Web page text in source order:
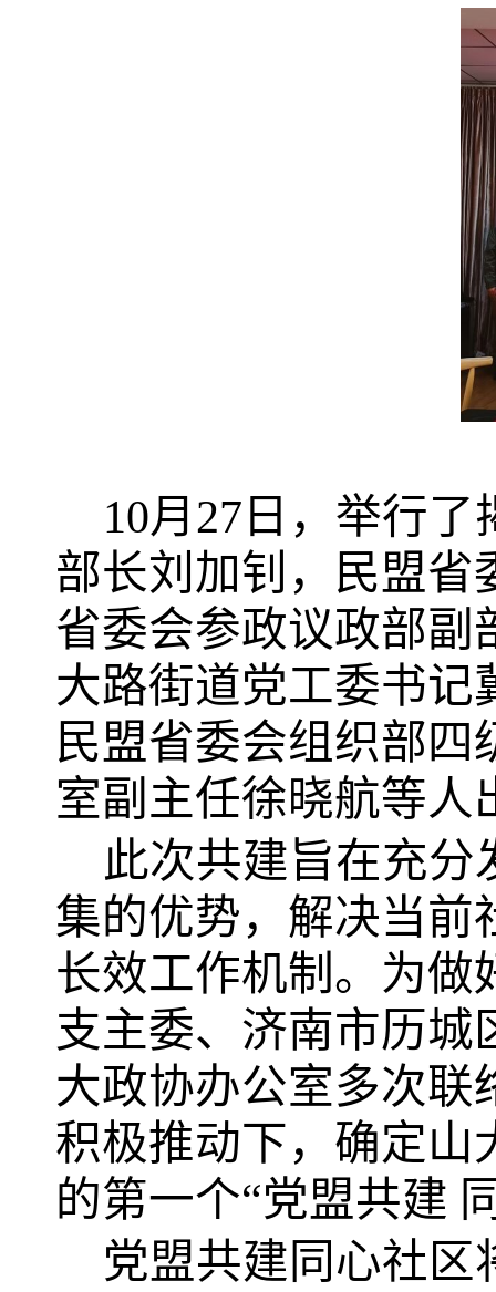
10月 27 日，举行
部长刘加钊，民盟省
省委会参政议政部副
大路街道党工委书记
民盟省委会组织部
室副主任徐晓航等人
此次共建旨在充
集的优势，解决当前
长效工作机制。为做
支主委、济南市历城
大政协办公室多次联
积极推动下，确定山
的第一个“党盟共建
党盟共建同心社区